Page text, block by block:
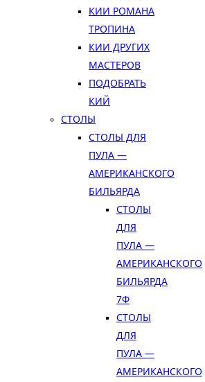
КИИ РОМАНА
ТРОПИНА
КИИ ДРУГИХ
МАСТЕРОВ
ПОДОБРАТЬ
КИЙ
СТОЛЫ
СТОЛЫ ДЛЯ
ПУЛА —
АМЕРИКАНСКОГО
БИЛЬЯРДА
СТОЛЫ
ДЛЯ
ПУЛА —
АМЕРИКАНСКОГО
БИЛЬЯРДА
7Ф
СТОЛЫ
ДЛЯ
ПУЛА —
АМЕРИКАНСКОГО